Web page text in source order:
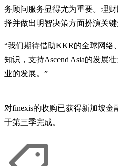
务顾问服务显得尤为重要。理
择并做出明智决策方面扮演关键
“我们期待借助KKR的全球网络
知识，支持Ascend Asia的发展
业的发展。”
对finexis的收购已获得新加坡
于第三季完成。